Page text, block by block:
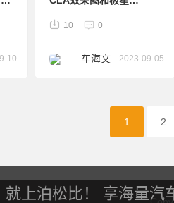
10
10 0
车海文 2023-09-05
1 2
上泊松比！ 享海量汽